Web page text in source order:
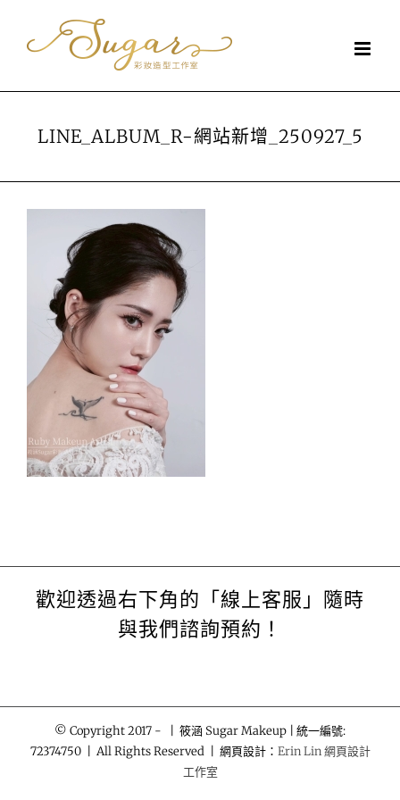
LINE_ALBUM_R-網站新增_250927_5
歡迎透過右下角的「線上客服」隨時
與我們諮詢預約！
© Copyright 2017 -
| 筱涵 Sugar Makeup | 統一編號:
72374750 | All Rights Reserved | 網頁設計： Erin Lin 網頁設計
工作室